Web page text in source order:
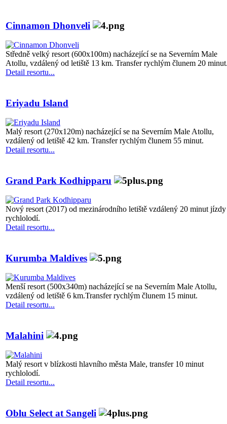
Cinnamon Dhonveli
Středně velký resort (600x100m) nacházející se na Severním Male
Atollu, vzdálený od letiště 13 km. Transfer rychlým člunem 20
Detail resortu...
Eriyadu Island
Malý resort (270x120m) nacházející se na Severním Male Atollu,
vzdálený od letiště 42 km. Transfer rychlým člunem 55 minut.
Detail resortu...
Grand Park Kodhipparu
Nový resort (2017) od mezinárodního letiště vzdálený 20 minut jízdy
rychlolodí.
Detail resortu...
Kurumba Maldives
Menší resort (500x340m) nacházející se na Severním Male Atollu,
vzdálený od letiště 6 km.Transfer rychlým člunem 15 minut.
Detail resortu...
Malahini
Malý resort v blízkosti hlavního města Male, transfer 10 minut
rychlolodí.
Detail resortu...
Oblu Select at Sangeli